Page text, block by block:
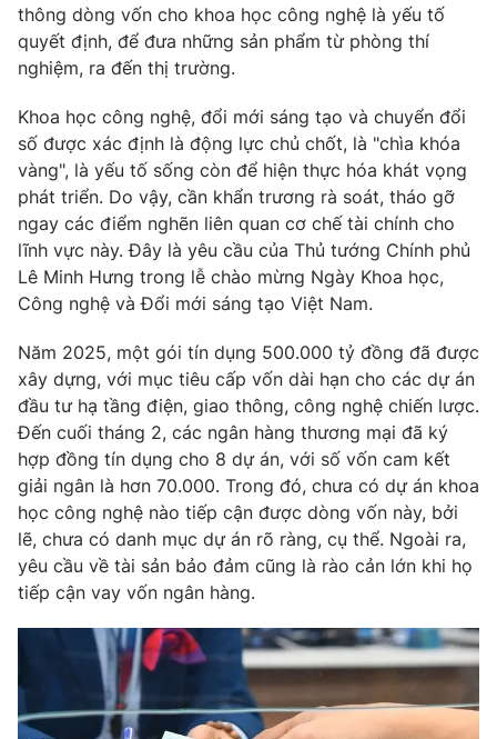
VTV Sức khoẻ Bất động sản
Thị trường 24h Tấm lòng Việt
VTV4 Vươn mình bằng AI
VTV9 VTV8
Liên hệ tòa soạn English
THỜI BÁO VTV
Theo dõi báo trên
Cơ quan chủ quản:
Đài Truyền hình Việt Nam
Cơ quan báo chí:Thời báo VTV
cấp ngày 29/12/2023
Tổng Biên tập: Vũ Thanh Thủy
Phó Tổng Biên tập:
Nguyễn Thị Mỹ Hạnh, Phạm Quốc Thắng,
Nguyễn Trọng Ninh
thông dòng vốn cho khoa học công nghệ là yếu tố
quyết định, để đưa những sản phẩm từ phòng thí
nghiệm, ra đến thị trường.
Khoa học công nghệ, đổi mới sáng tạo và chuyển đổi
số được xác định là động lực chủ chốt, là "chìa khóa
vàng", là yếu tố sống còn để hiện thực hóa khát vọng
phát triển. Do vậy, cần khẩn trương rà soát, tháo gỡ
ngay các điểm nghẽn liên quan cơ chế tài chính cho
lĩnh vực này. Đây là yêu cầu của Thủ tướng Chính phủ
Lê Minh Hưng trong lễ chào mừng Ngày Khoa học,
Công nghệ và Đổi mới sáng tạo Việt Nam.
Năm 2025, một gói tín dụng 500.000 tỷ đồng đã được
xây dựng, với mục tiêu cấp vốn dài hạn cho các dự án
đầu tư hạ tầng điện, giao thông, công nghệ chiến lược.
Đến cuối tháng 2, các ngân hàng thương mại đã ký
hợp đồng tín dụng cho 8 dự án, với số vốn cam kết
giải ngân là hơn 70.000. Trong đó, chưa có dự án khoa
học công nghệ nào tiếp cận được dòng vốn này, bởi
lẽ, chưa có danh mục dự án rõ ràng, cụ thể. Ngoài ra,
yêu cầu về tài sản bảo đảm cũng là rào cản lớn khi họ
tiếp cận vay vốn ngân hàng.